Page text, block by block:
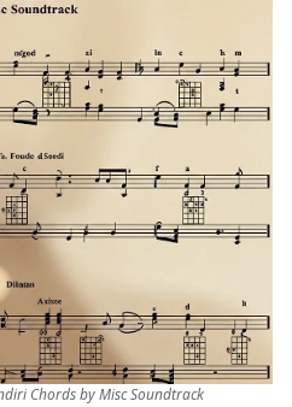
Chords by Misc Soundtrack